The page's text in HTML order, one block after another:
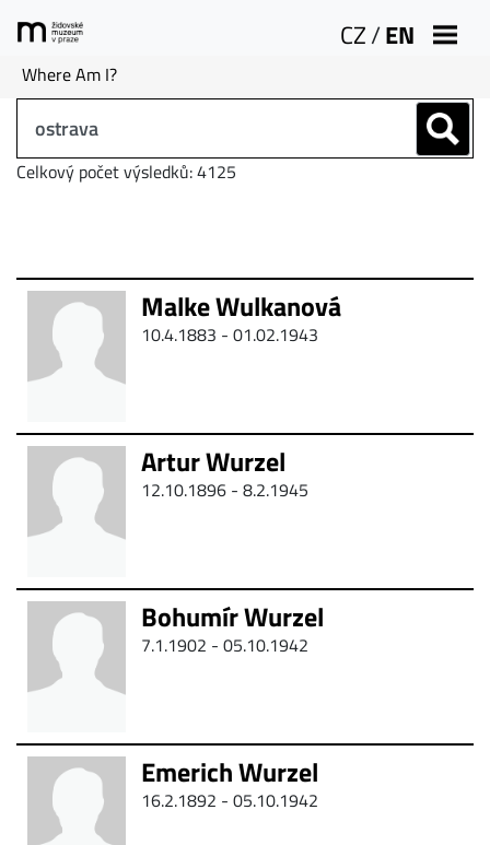
CZ/EN
Where Am I?
Celkový počet výsledků: 4125
Malke Wulkanová
10.4.1883 - 01.02.1943
Artur Wurzel
12.10.1896 - 8.2.1945
Bohumír Wurzel
7.1.1902 - 05.10.1942
Emerich Wurzel
16.2.1892 - 05.10.1942